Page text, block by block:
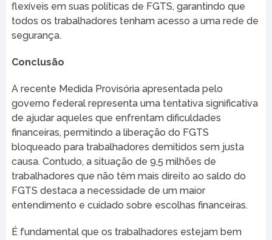
flexíveis em suas políticas de FGTS, garantindo que
todos os trabalhadores tenham acesso a uma rede de
segurança.
Conclusão
A recente Medida Provisória apresentada pelo
governo federal representa uma tentativa significativa
de ajudar aqueles que enfrentam dificuldades
financeiras, permitindo a liberação do FGTS
bloqueado para trabalhadores demitidos sem justa
causa. Contudo, a situação de 9,5 milhões de
trabalhadores que não têm mais direito ao saldo do
FGTS destaca a necessidade de um maior
entendimento e cuidado sobre escolhas financeiras.
É fundamental que os trabalhadores estejam bem